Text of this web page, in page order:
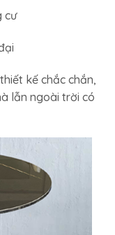
cư
kế chắc chắn,
lẫn ngoài trời có